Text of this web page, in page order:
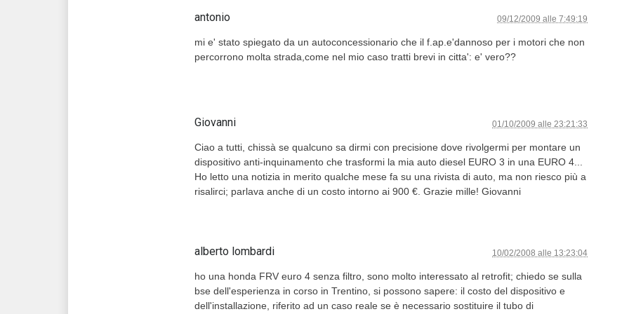
antonio 09/12/2009 alle 7:49:19
mi e' stato spiegato da un autoconcessionario che il f.ap.e'dannoso per i motori che non
percorrono molta strada,come nel mio caso tratti brevi in citta': e' vero??
Giovanni 01/10/2009 alle 23:21:33
Ciao a tutti, chissà se qualcuno sa dirmi con precisione dove rivolgermi per montare un
dispositivo anti-inquinamento che trasformi la mia auto diesel EURO 3 in una EURO 4...
Ho letto una notizia in merito qualche mese fa su una rivista di auto, ma non riesco più a
risalirci; parlava anche di un costo intorno ai 900 €. Grazie mille! Giovanni
alberto lombardi 10/02/2008 alle 13:23:04
ho una honda FRV euro 4 senza filtro, sono molto interessato al retrofit; chiedo se sulla
bse dell'esperienza in corso in Trentino, si possono sapere: il costo del dispositivo e
dell'installazione, riferito ad un caso reale se è necessario sostituire il tubo di